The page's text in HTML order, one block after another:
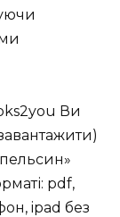
Ви
pdf,
ipad без